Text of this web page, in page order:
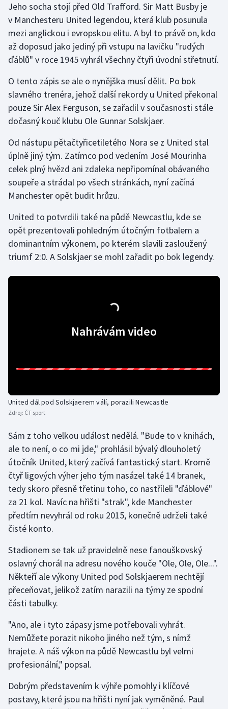
Golf
Gymnastika
Jezdectví
Judo
Krasobruslení
Lezení
Lyže a snowboard
Moderní pětiboj
Motorsport
Rychlostní kanoistika
Short track
Sportovní střelba
Stolní tenis
Triatlon
Vodní slalom
Volejbal
Jeho socha stojí před Old Trafford. Sir Matt Busby je
v Manchesteru United legendou, která klub posunula
mezi anglickou i evropskou elitu. A byl to právě on, kdo
až doposud jako jediný při vstupu na lavičku "rudých
ďáblů" v roce 1945 vyhrál všechny čtyři úvodní střetnutí.
O tento zápis se ale o nynějška musí dělit. Po bok
slavného trenéra, jehož další rekordy u United překonal
pouze Sir Alex Ferguson, se zařadil v současnosti stále
dočasný kouč klubu Ole Gunnar Solskjaer.
Od nástupu pětačtyřicetiletého Nora se z United stal
úplně jiný tým. Zatímco pod vedením José Mourinha
celek plný hvězd ani zdaleka nepřipomínal obávaného
soupeře a strádal po všech stránkách, nyní začíná
Manchester opět budit hrůzu.
United to potvrdili také na půdě Newcastlu, kde se
opět prezentovali pohledným útočným fotbalem a
dominantním výkonem, po kterém slavili zasloužený
triumf 2:0. A Solskjaer se mohl zařadit po bok legendy.
Nahrávám video
United dál pod Solskjaerem válí, porazili Newcastle
Zdroj: ČT sport
Sám z toho velkou událost nedělá. "Bude to v knihách,
ale to není, o co mi jde," prohlásil bývalý dlouholetý
útočník United, který začívá fantastický start. Kromě
čtyř ligových výher jeho tým nasázel také 14 branek,
tedy skoro přesně třetinu toho, co nastříleli "ďáblové"
za 21 kol. Navíc na hřišti "strak", kde Manchester
předtím nevyhrál od roku 2015, konečně udrželi také
čisté konto.
Stadionem se tak už pravidelně nese fanouškovský
oslavný chorál na adresu nového kouče "Ole, Ole, Ole...".
Někteří ale výkony United pod Solskjaerem nechtějí
přeceňovat, jelikož zatím narazili na týmy ze spodní
části tabulky.
"Ano, ale i tyto zápasy jsme potřebovali vyhrát.
Nemůžete porazit nikoho jiného než tým, s nímž
hrajete. A náš výkon na půdě Newcastlu byl velmi
profesionální," popsal.
Dobrým představením k výhře pomohly i klíčové
postavy, které jsou na hřišti nyní jak vyměněné. Paul